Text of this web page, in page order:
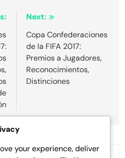
Next:
Copa Confederaciones
de la FIFA 2017:
Premios a Jugadores,
Reconocimientos,
Distinciones
your experience, deliver